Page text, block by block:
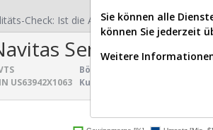
Check: Ist die Aktie zum Investieren
Semiconductor
US63942X1063
Börsenwert:
Kurs:
Sie können alle
können Sie jederzeit
Weitere